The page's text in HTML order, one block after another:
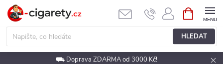
Přejít
obsah
HLEDAT
NÁKUPNÍ
KOŠÍK
⛟ Doprava ZDARMA od 3000 Kč!